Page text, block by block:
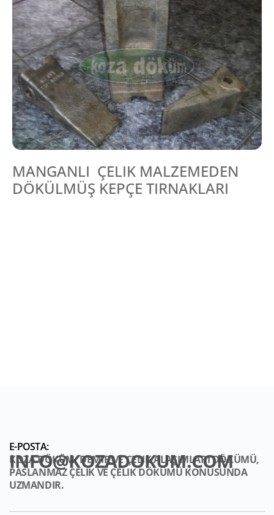
MANGANLI ÇELIK MALZEMEDEN
DÖKÜLMÜŞ KEPÇE TIRNAKLARI
INFO@KOZADOKUM.COM
KOZA DÖKÜM: DEMIR VE ÇELIK ALAŞIMLARI DÖKÜMÜ,
PASLANMAZ ÇELIK VE ÇELIK DÖKÜMÜ KONUSUNDA
UZMANDIR.